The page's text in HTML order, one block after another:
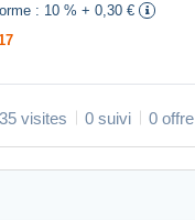
: 10 % + 0,30 €
visites 0 suivi 0 offre